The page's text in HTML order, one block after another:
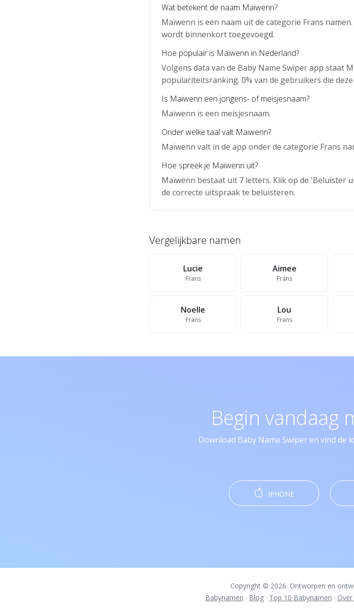
Wat betekent de naam Maïwenn?
Maïwenn is een naam uit de categorie Frans
wordt binnenkort toegevoegd.
Hoe populair is Maïwenn in Nederland?
Volgens data van de Baby Name Swiper app staat
populariteitsranking. 0% van de gebruikers die
Is Maïwenn een jongens- of meisjesnaam?
Maïwenn is een meisjesnaam.
Onder welke taal valt Maïwenn?
Maïwenn valt in de app onder de categorie Frans
Hoe spreek je Maïwenn uit?
Maïwenn bestaat uit 7 letters. Klik op de 'Beluister
de correcte uitspraak te beluisteren.
Vergelijkbare namen
Lucie
Frans
Aimee
Frans
Noelle
Frans
Lou
Frans
Begin vandaag
Download Baby Name Swiper en vind de
IPHONE
Copyright © 2026. Ontworpen en
Babynamen · Blog· Top 10 Babynamen ·